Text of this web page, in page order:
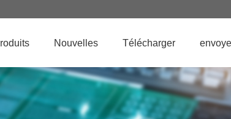
Nouvelles Télécharger